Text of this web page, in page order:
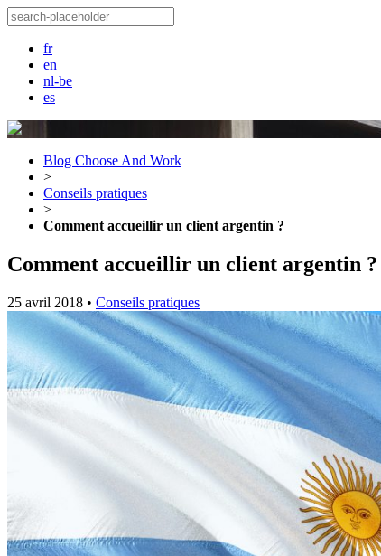
fr
en
nl-be
es
Blog Choose And Work
>
Conseils pratiques
>
Comment accueillir un client argentin ?
Comment accueillir un client argentin ?
25 avril 2018 • Conseils pratiques